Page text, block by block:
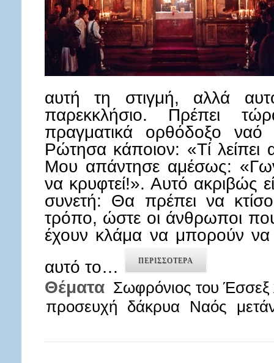
αυτή τη στιγμή, αλλά
παρεκκλήσιο. Πρέπει
πραγματικά ορθόδοξο
Ρώτησα κάποιον: «Τί
Μου απάντησε αμέσως:
να κρυφτεί!». Αυτό ακριβώς
συνετή: Θα πρέπει να
τρόπο, ώστε οι άνθρωποι που
έχουν κλάμα να μπορούν να
αυτό το…
ΠΕΡΙΣΣΟΤΕΡΑ
Θέματα Σωφρόνιος του Έσσεξ
προσευχή δάκρυα Ναός